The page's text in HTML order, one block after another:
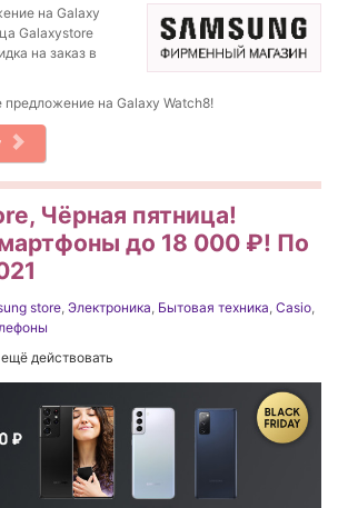
на Galaxy
Galaxystore
на заказ в
на Galaxy Watch8!
Чёрная пятница!
до 18 000 ₽! По
store, Электроника, Бытовая техника, Casio,
действовать